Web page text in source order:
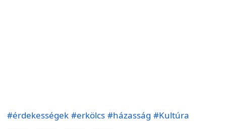
#érdekességek #erkölcs #házasság #Kultúra